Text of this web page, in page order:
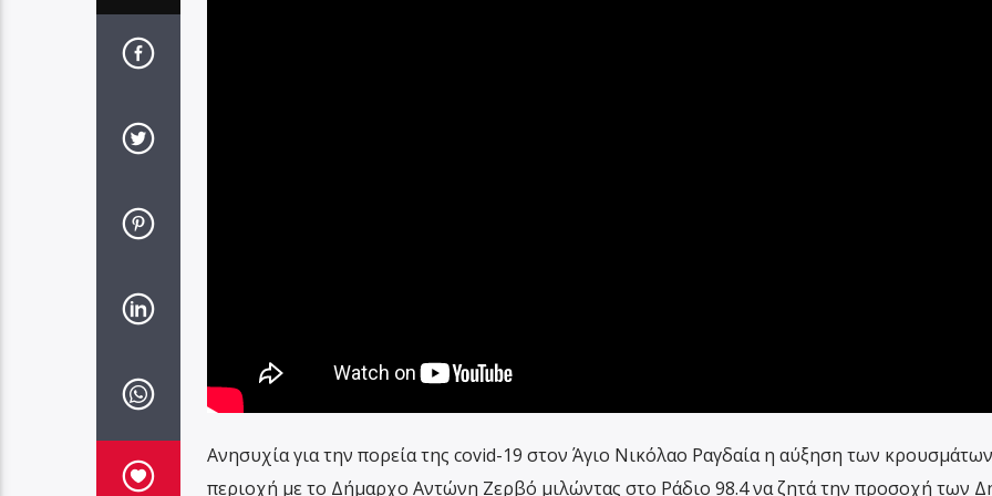
Ανησυχία για την πορεία της covid-19 στον Άγιο Νικόλαο Ραγδαία η αύξηση των
περιοχή με το Δήμαρχο Αντώνη Ζερβό μιλώντας στο Ράδιο 98.4 να ζητά την προσοχή των